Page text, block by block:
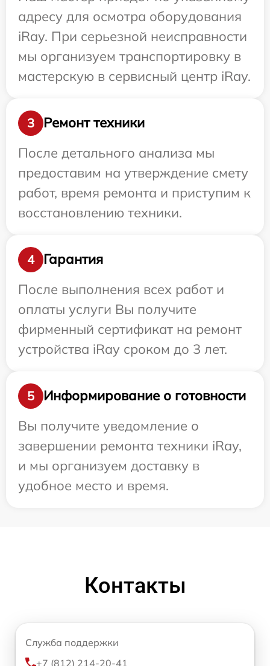
адресу для осмотра оборудования
iRay. При серьезной неисправности
мы организуем транспортировку в
мастерскую в сервисный центр iRay.
3
Ремонт техники
После детального анализа мы
предоставим на утверждение смету
работ, время ремонта и приступим к
восстановлению техники.
4
Гарантия
После выполнения всех работ и
оплаты услуги Вы получите
фирменный сертификат на ремонт
устройства iRay сроком до 3 лет.
5
Информирование о готовности
Вы получите уведомление о
завершении ремонта техники iRay,
и мы организуем доставку в
удобное место и время.
Контакты
Служба поддержки
+7 (812) 214-20-41